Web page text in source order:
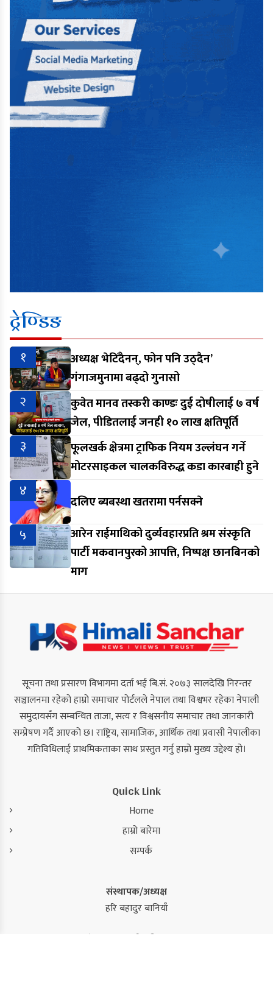
ट्रेण्डिङ
१
अध्यक्ष भेटिँदैनन्, फोन पनि उठ्दैन’
गंगाजमुनामा बढ्दो गुनासो
२
कुवेत मानव तस्करी काण्डः दुई दोषीलाई ७ वर्ष
जेल, पीडितलाई जनही १० लाख क्षतिपूर्ति
३
फूलखर्क क्षेत्रमा ट्राफिक नियम उल्लंघन गर्ने
मोटरसाइकल चालकविरुद्ध कडा कारबाही हुने
४
दलिए ब्यबस्था खतरामा पर्नसक्ने
५
आरेन राईमाथिको दुर्व्यवहारप्रति श्रम संस्कृति
पार्टी मकवानपुरको आपत्ति, निष्पक्ष छानबिनको
माग
सूचना तथा प्रसारण विभागमा दर्ता भई बि.सं. २०७३ सालदेखि निरन्तर
सञ्चालनमा रहेको हाम्रो समाचार पोर्टलले नेपाल तथा विश्वभर रहेका नेपाली
समुदायसँग सम्बन्धित ताजा, सत्य र विश्वसनीय समाचार तथा जानकारी
सम्प्रेषण गर्दै आएको छ। राष्ट्रिय, सामाजिक, आर्थिक तथा प्रवासी नेपालीका
गतिविधिलाई प्राथमिकताका साथ प्रस्तुत गर्नु हाम्रो मुख्य उद्देश्य हो।
Quick Link
Home
हाम्रो बारेमा
सम्पर्क
संस्थापक/अध्यक्ष
हरि बहादुर बानियाँ
संस्थापक/कार्यकारी सम्पादक